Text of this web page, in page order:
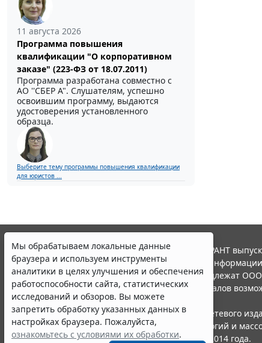
11 августа 2026
Программа повышения
квалификации "О корпоративном
заказе" (223-ФЗ от 18.07.2011)
Программа разработана совместно с
АО ''СБЕР А". Слушателям, успешно
освоившим программу, выдаются
удостоверения установленного
образца.
Выберите тему программы повышения квалификации
для юристов ...
Мы обрабатываем локальные данные
браузера и используем инструменты
аналитики в целях улучшения и обеспечения
работоспособности сайта, статистических
исследований и обзоров. Вы можете
запретить обработку указанных данных в
настройках браузера. Пожалуйста,
ознакомьтесь с условиями их обработки.
© ООО "НПП "ГАРАНТ-СЕРВИС", 2026. Система ГАРАНТ
участниками Российской ассоциации правовой
Все права на материалы сайта ГАРАНТ.РУ принадлежат
Полное или частичное воспроизведение материалов
Правила использования портала.
Портал ГАРАНТ.РУ зарегистрирован в качестве сетевого
надзору в сфере связи,информационных технологий и
(Роскомнадзором), Эл № ФС77-58365 от 18 июня 2014 года.